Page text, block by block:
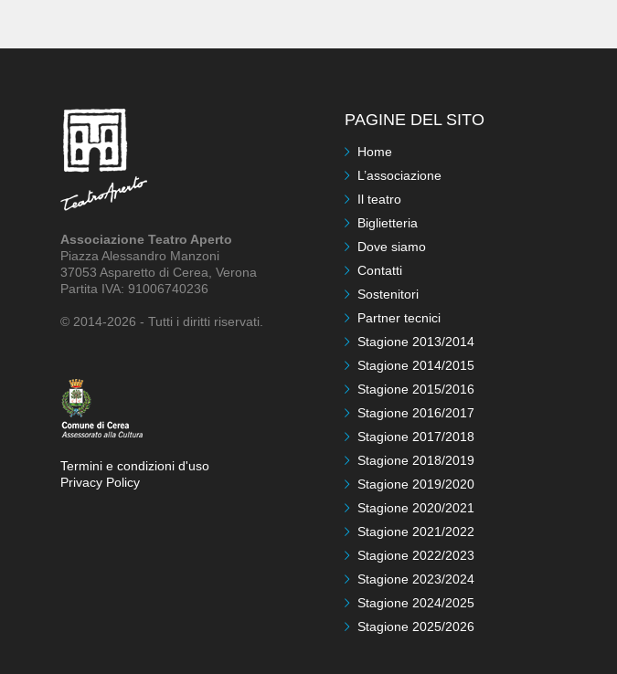
Associazione Teatro Aperto
Piazza Alessandro Manzoni
37053 Asparetto di Cerea, Verona
Partita IVA: 91006740236
© 2014-2026 - Tutti i diritti riservati.
Termini e condizioni d'uso
Privacy Policy
PAGINE DEL SITO
Home
L’associazione
Il teatro
Biglietteria
Dove siamo
Contatti
Sostenitori
Partner tecnici
Stagione 2013/2014
Stagione 2014/2015
Stagione 2015/2016
Stagione 2016/2017
Stagione 2017/2018
Stagione 2018/2019
Stagione 2019/2020
Stagione 2020/2021
Stagione 2021/2022
Stagione 2022/2023
Stagione 2023/2024
Stagione 2024/2025
Stagione 2025/2026